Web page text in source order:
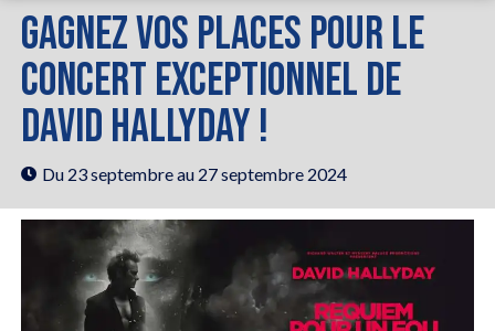
GAGNEZ VOS PLACES POUR LE
CONCERT EXCEPTIONNEL DE
DAVID HALLYDAY !
Du 23 septembreau 27 septembre 2024